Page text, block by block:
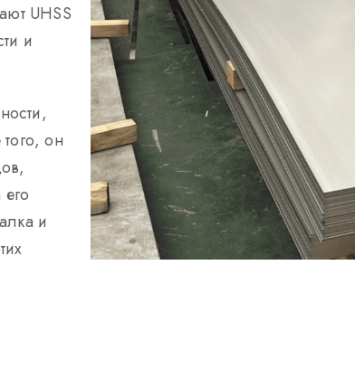
UHSS
и
он
и